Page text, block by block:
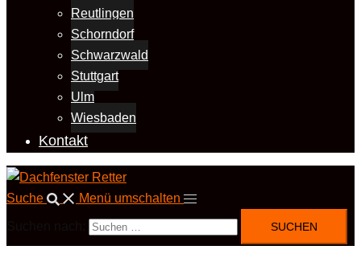
Reutlingen
Schorndorf
Schwarzwald
Stuttgart
Ulm
Wiesbaden
Kontakt
Suche Menü umschalten